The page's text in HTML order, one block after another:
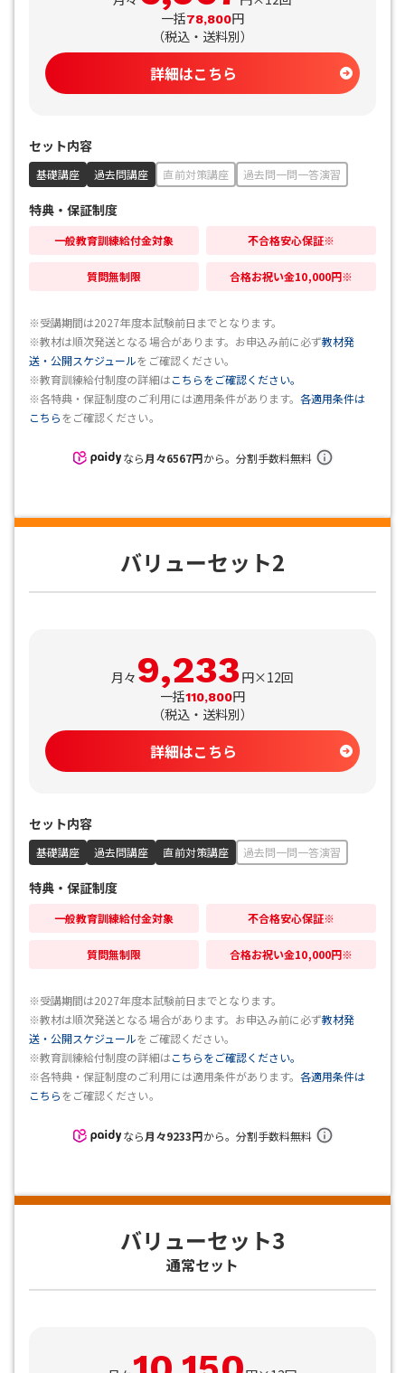
一括78,800円
（税込・送料別）
詳細はこちら
セット内容
基礎講座 過去問講座 直前対策講座 過去問一問一答演習
特典・保証制度
一般教育訓練給付金対象 不合格安心保証※
質問無制限 合格お祝い金10,000円※
※受講期間は2027年度本試験前日までとなります。
※教材は順次発送となる場合があります。お申込み前に必ず教材発
送・公開スケジュールをご確認ください。
※教育訓練給付制度の詳細はこちらをご確認ください。
※各特典・保証制度のご利用には適用条件があります。各適用条件は
こちらをご確認ください。
なら月々6567円から。分割手数料無料
バリューセット2
月々 9,233 円×12回
一括110,800円
（税込・送料別）
詳細はこちら
セット内容
基礎講座 過去問講座 直前対策講座 過去問一問一答演習
特典・保証制度
一般教育訓練給付金対象 不合格安心保証※
質問無制限 合格お祝い金10,000円※
※受講期間は2027年度本試験前日までとなります。
※教材は順次発送となる場合があります。お申込み前に必ず教材発
送・公開スケジュールをご確認ください。
※教育訓練給付制度の詳細はこちらをご確認ください。
※各特典・保証制度のご利用には適用条件があります。各適用条件は
こちらをご確認ください。
なら月々9233円から。分割手数料無料
バリューセット3
通常セット